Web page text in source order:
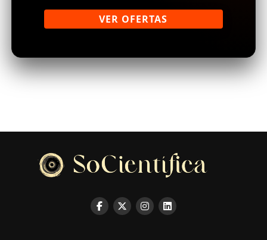
VER OFERTAS